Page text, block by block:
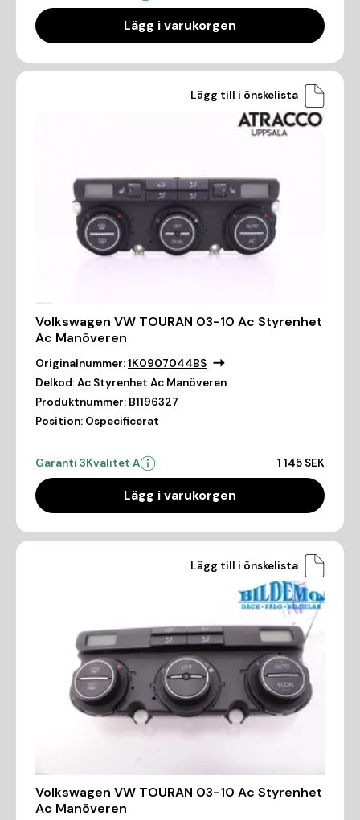
Lägg i varukorgen
Lägg till i önskelista
Volkswagen VW TOURAN 03-10 Ac Styrenhet
Ac Manöveren
Originalnummer:1K0907044BS
Delkod:Ac Styrenhet Ac Manöveren
Produktnummer: B1196327
Position: Ospecificerat
Garanti 3Kvalitet A 1 145 SEK
Lägg i varukorgen
Lägg till i önskelista
Volkswagen VW TOURAN 03-10 Ac Styrenhet
Ac Manöveren